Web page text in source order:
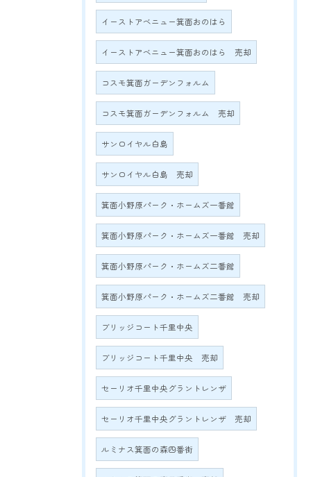
イーストアベニュー箕面おのはら
イーストアベニュー箕面おのはら 売却
コスモ箕面ガーデンフォルム
コスモ箕面ガーデンフォルム 売却
サンロイヤル白島
サンロイヤル白島 売却
箕面小野原パーク・ホームズ一番館
箕面小野原パーク・ホームズ一番館 売却
箕面小野原パーク・ホームズ二番館
箕面小野原パーク・ホームズ二番館 売却
ブリッジコート千里中央
ブリッジコート千里中央 売却
セーリオ千里中央グラントレンザ
セーリオ千里中央グラントレンザ 売却
ルミナス箕面の森四番街